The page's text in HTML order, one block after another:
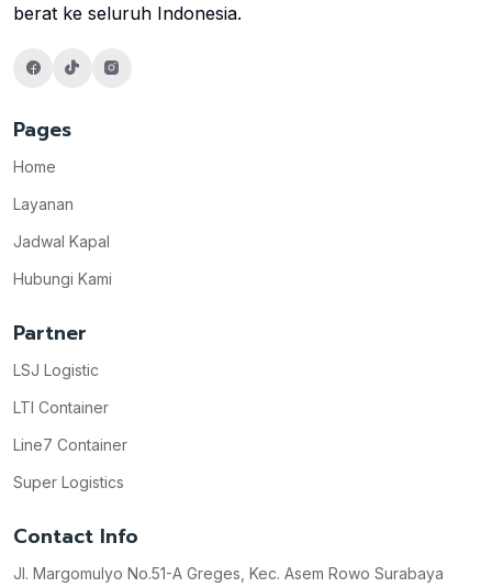
berat ke seluruh Indonesia.
Pages
Home
Layanan
Jadwal Kapal
Hubungi Kami
Partner
LSJ Logistic
LTI Container
Line7 Container
Super Logistics
Contact Info
Jl. Margomulyo No.51-A Greges, Kec. Asem Rowo Surabaya